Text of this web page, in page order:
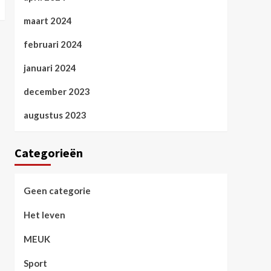
maart 2024
februari 2024
januari 2024
december 2023
augustus 2023
Categorieën
Geen categorie
Het leven
MEUK
Sport